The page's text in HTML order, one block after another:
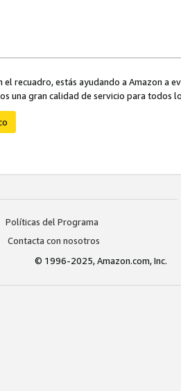
el recuadro, estás ayudando a Amazon
una gran calidad de servicio para todos
Políticas del Programa
Contacta con nosotros
© 1996-2025, Amazon.com, Inc.